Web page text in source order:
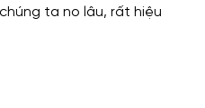
ta no lâu, rất hiệu